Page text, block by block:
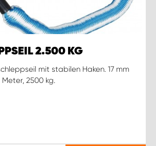
2.500 KG
mit stabilen Haken. 17 mm
2500 kg.